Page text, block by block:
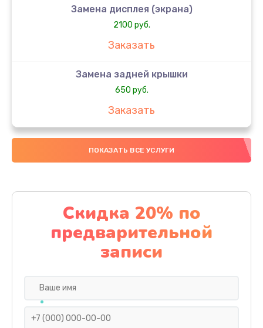
Замена дисплея (экрана)
2100 руб.
Заказать
Замена задней крышки
650 руб.
Заказать
Замена аккумулятора
4000 руб.
Замена материнской платы
1100 руб.
Заказать
ПОКАЗАТЬ ВСЕ УСЛУГИ
Скидка 20% по
предварительной
записи